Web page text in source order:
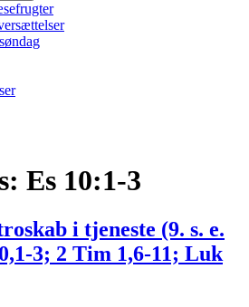
Es 10:1-3
i tjeneste (9. s. e.
3; 2 Tim 1,6-11; Luk